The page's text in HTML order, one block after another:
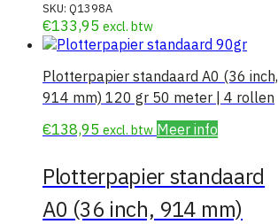
SKU: Q1398A
€133,95 excl. btw
Plotterpapier standaard A0 (36 inch,
914 mm) 120 gr 50 meter | 4 rollen
€138,95 excl. btw Meer info
Plotterpapier standaard
A0 (36 inch, 914 mm)